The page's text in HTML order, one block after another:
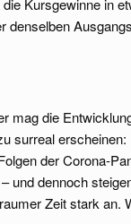
Kursgewinne in
denselben
mag die
surreal erscheinen:
der Corona-
und dennoch
Zeit stark an.